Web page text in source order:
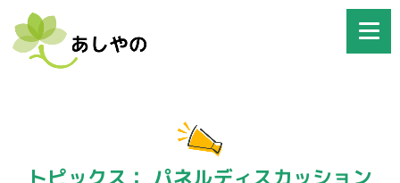
トピックス： パネルディスカッション